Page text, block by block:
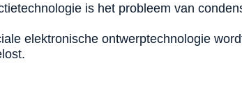
is het probleem van
elektronische ontwerptechnologie